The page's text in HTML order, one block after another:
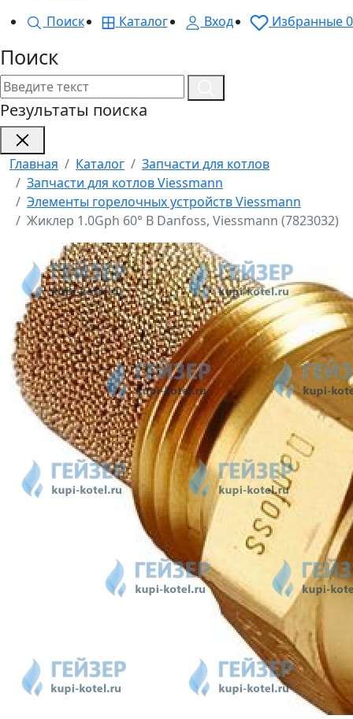
Поиск
Каталог Вход Избранные0
Поиск
Результаты поиска
Главная Каталог
Запчасти для котлов
Запчасти для котлов Viessmann
Элементы горелочных устройств Viessmann
Жиклер 1.0Gph 60° B Danfoss, Viessmann (7823032)